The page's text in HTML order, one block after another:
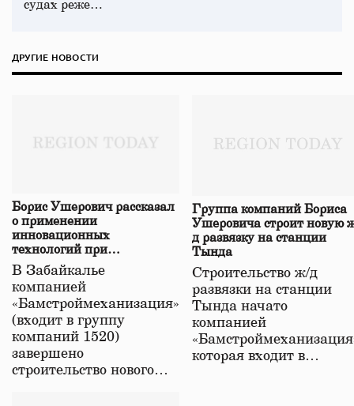
судах реже…
ДРУГИЕ НОВОСТИ
Борис Ушерович рассказал
о применении
инновационных
технологий при
строительстве нового моста
в Забайкалье
В Забайкалье
компанией
«Бамстроймеханизация»
(входит в группу
компаний 1520)
завершено
строительство нового…
Группа компаний Бориса
Ушеровича строит новую
д развязку на станции
Тында
Строительство ж/д
развязки на станции
Тында начато
компанией
которая входит в…